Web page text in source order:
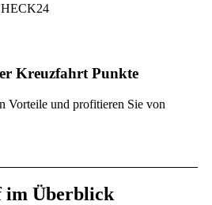
Kreuzfahrt Punkte
Vorteile und profitieren Sie von
im Überblick